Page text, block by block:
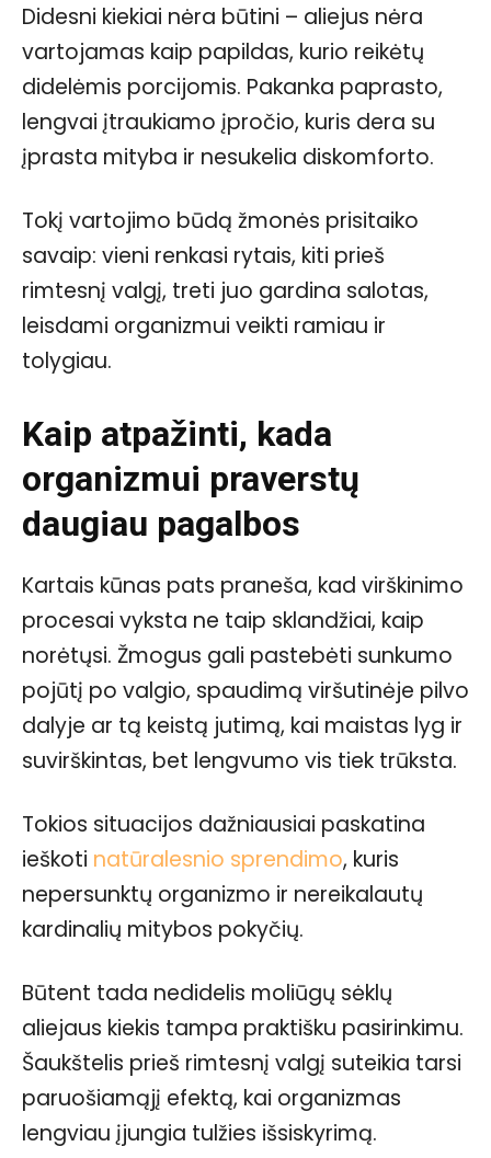
Didesni kiekiai nėra būtini – aliejus nėra
vartojamas kaip papildas, kurio reikėtų
didelėmis porcijomis. Pakanka paprasto,
lengvai įtraukiamo įpročio, kuris dera su
įprasta mityba ir nesukelia diskomforto.
Tokį vartojimo būdą žmonės prisitaiko
savaip: vieni renkasi rytais, kiti prieš
rimtesnį valgį, treti juo gardina salotas,
leisdami organizmui veikti ramiau ir
tolygiau.
Kaip atpažinti, kada
organizmui praverstų
daugiau pagalbos
Kartais kūnas pats praneša, kad virškinimo
procesai vyksta ne taip sklandžiai, kaip
norėtųsi. Žmogus gali pastebėti sunkumo
pojūtį po valgio, spaudimą viršutinėje pilvo
dalyje ar tą keistą jutimą, kai maistas lyg ir
suvirškintas, bet lengvumo vis tiek trūksta.
Tokios situacijos dažniausiai paskatina
ieškoti natūralesnio sprendimo, kuris
nepersunktų organizmo ir nereikalautų
kardinalių mitybos pokyčių.
Būtent tada nedidelis moliūgų sėklų
aliejaus kiekis tampa praktišku pasirinkimu.
Šaukštelis prieš rimtesnį valgį suteikia tarsi
paruošiamąjį efektą, kai organizmas
lengviau įjungia tulžies išsiskyrimą.